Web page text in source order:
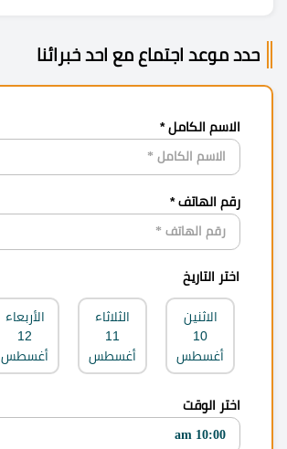
حدد موعد اجتماع مع احد خبرائنا
الاسم الكامل *
رقم الهاتف *
اختر التاريخ
الاثنين
10
أغسطس
الثلاثاء
11
أغسطس
الأربعاء
12
أغسطس
اختر الوقت